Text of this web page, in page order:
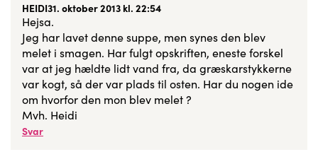
HEIDI31. oktober 2013 kl. 22:54
Hejsa.
Jeg har lavet denne suppe, men synes den blev
melet i smagen. Har fulgt opskriften, eneste forskel
var at jeg hældte lidt vand fra, da græskarstykkerne
var kogt, så der var plads til osten. Har du nogen ide
om hvorfor den mon blev melet ?
Mvh. Heidi
Svar